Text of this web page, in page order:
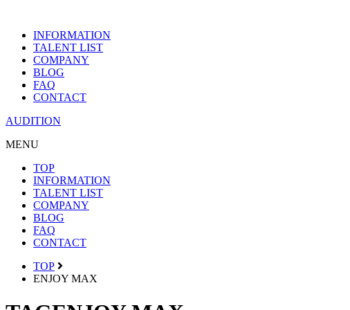
INFORMATION
TALENT LIST
COMPANY
BLOG
FAQ
CONTACT
AUDITION
MENU
TOP
INFORMATION
TALENT LIST
COMPANY
BLOG
FAQ
CONTACT
TOP
ENJOY MAX